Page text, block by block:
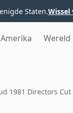
Staten.Wissel
Amerika Wereld
1981 Directors